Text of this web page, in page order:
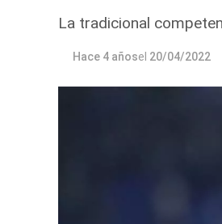
La tradicional
Hace 4 añosel 20/04/2022